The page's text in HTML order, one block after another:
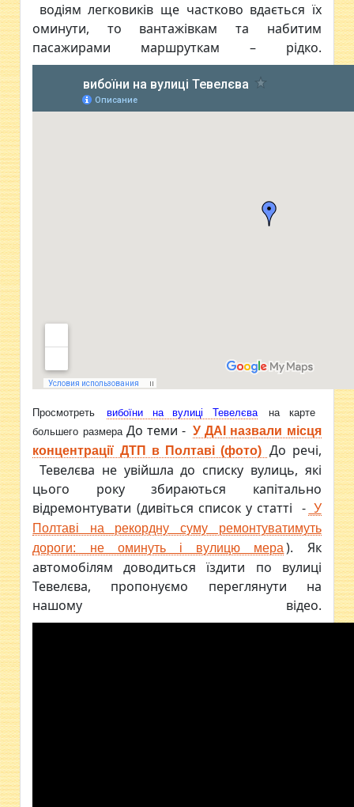
водіям легковиків ще частково вдається їх
оминути, то вантажівкам та набитим
пасажирами маршруткам – рідко.
Просмотреть вибоїни на вулиці Тевелєва
на карте
большего размераДо теми - У ДАІ назвали місця
концентрації ДТП в Полтаві (фото)
До речі,
Тевелєва не увійшла до списку вулиць, які
цього року збираються капітально
відремонтувати (дивіться список у статті - У
Полтаві на рекордну суму ремонтуватимуть
дороги: не оминуть і вулицю мера ). Як
автомобілям доводиться їздити по вулиці
Тевелєва, пропонуємо переглянути на
нашому відео.